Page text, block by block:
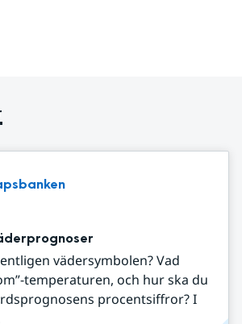
vädersymbolen? Vad
temperaturen, och hur ska du
procentsiffror? I